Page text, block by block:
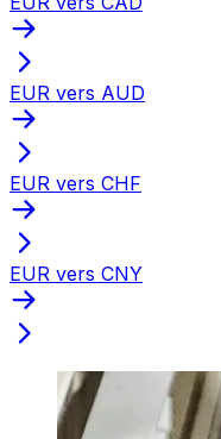
EUR vers AUD
EUR vers CHF
EUR vers CNY